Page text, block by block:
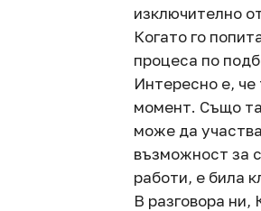
изключително
Когато го
процеса по
Интересно е, че
момент. Също
може да
възможност за
работи, е била
В разговора